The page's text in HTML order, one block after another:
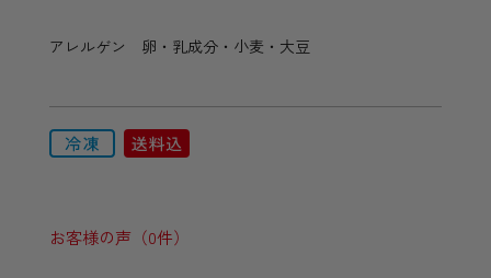
アレルゲン 卵・乳成分・小麦・大豆
お客様の声（0件）